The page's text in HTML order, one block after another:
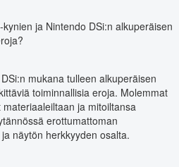
ja Nintendo DSi:n alkuperäisen
mukana tulleen alkuperäisen
toiminnallisia eroja. Molemmat
ja mitoiltansa
erottumattoman
näytön herkkyyden osalta.